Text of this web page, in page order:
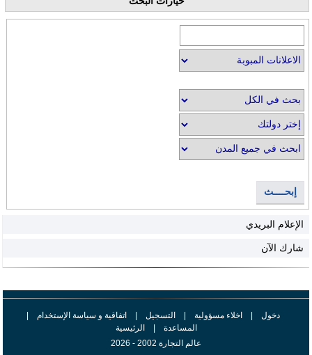
إبحــــث
الإعلام البريدي
شارك الآن
دخول | اخلاء مسؤولية | التسجيل | اتفاقية و سياسة الإستخدام
|
المساعدة
|
الرئيسية
عالم التجارة 2002 - 2026